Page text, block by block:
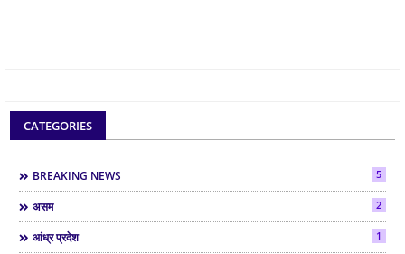
CATEGORIES
BREAKING NEWS 5
असम 2
आंध्र प्रदेश 1